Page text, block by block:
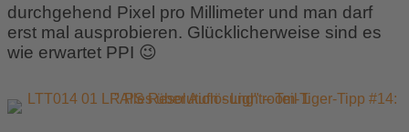
durchgehend Pixel pro Millimeter und man darf
erst mal ausprobieren. Glücklicherweise sind es
wie erwartet PPI 😉